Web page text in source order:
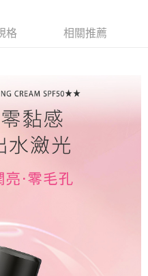
個別帳號之用戶狀況，依本公司即
運費
格 相關推薦